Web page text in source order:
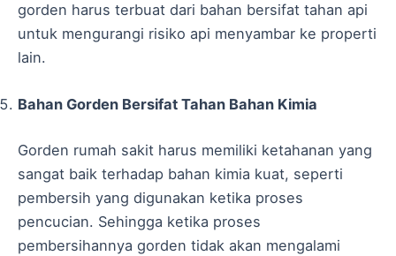
gorden harus terbuat dari bahan bersifat tahan api
untuk mengurangi risiko api menyambar ke properti
lain.
Bahan Gorden Bersifat Tahan Bahan Kimia
Gorden rumah sakit harus memiliki ketahanan yang
sangat baik terhadap bahan kimia kuat, seperti
pembersih yang digunakan ketika proses
pencucian. Sehingga ketika proses
pembersihannya gorden tidak akan mengalami